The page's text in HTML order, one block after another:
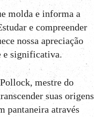
molda e informa a
e compreender
nossa apreciação
e significativa.
mestre do
suas origens
pantaneira através